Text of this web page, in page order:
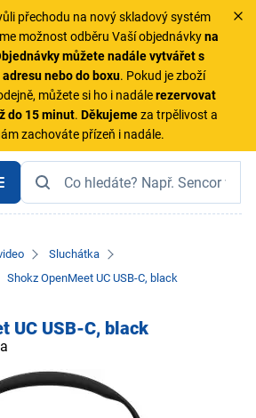
přechodu na nový skladový systém
možnost odběru Vaší objednávkyna
můžete nadále vytvářet s
nebo do boxu. Pokud je zboží
můžete si ho i nadálerezervovat
do 15 minut. Děkujemeza trpělivost a
zachováte přízeň i nadále.
Sluchátka
Shokz OpenMeet UC USB-C, black
UC USB-C, black